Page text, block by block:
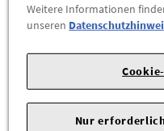
Audi Schriftzug
A6 4A in Schwarz
Weitere Informationen
unseren
Nur